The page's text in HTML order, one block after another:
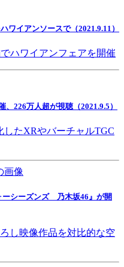
ワイアンソースで（2021.9.11）
ハワイアンフェアを開催
、226万人超が視聴（2021.9.5）
したXRやバーチャルTGC
ーシーズンズ 乃木坂46』が開
し映像作品を対比的な空